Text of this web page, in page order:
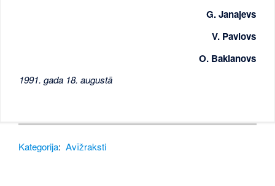
G. Janajevs
V. Pavlovs
O. Baklanovs
1991. gada 18. augustā
Kategorija: Avīžraksti